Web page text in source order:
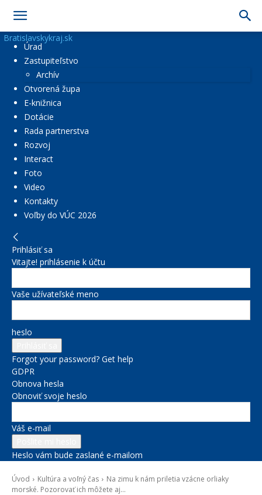
Bratislavskykraj.sk
Úrad
Zastupiteľstvo
Archív
Otvorená župa
E-knižnica
Dotácie
Rada partnerstva
Rozvoj
Interact
Foto
Video
Kontakty
Voľby do VÚC 2026
Prihlásiť sa
Vitajte! prihlásenie k účtu
Vaše užívateľské meno
heslo
Forgot your password? Get help
GDPR
Obnova hesla
Obnoviť svoje heslo
Váš e-mail
Heslo vám bude zaslané e-mailom
Úvod Kultúra a voľný čas
Na zimu k nám priletia vzácne orliaky
morské. Pozorovať ich môžete aj...